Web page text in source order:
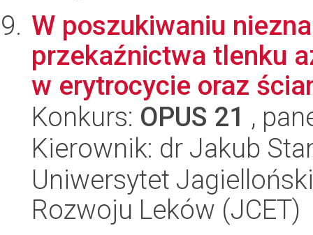
W poszukiwaniu
przekaźnictwa tlenku
w erytrocycie oraz
Konkurs: OPUS 21 ,
Kierownik: dr Jakub
Uniwersytet
Rozwoju Leków (JCET)